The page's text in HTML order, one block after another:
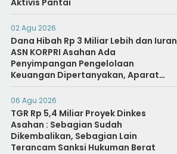
Aktivis Pantai
02 Agu 2026
Dana Hibah Rp 3 Miliar Lebih dan Iuran
ASN KORPRI Asahan Ada
Penyimpangan Pengelolaan
Keuangan Dipertanyakan, Aparat
Diminta Segera Usut
06 Agu 2026
TGR Rp 5,4 Miliar Proyek Dinkes
Asahan : Sebagian Sudah
Dikembalikan, Sebagian Lain
Terancam Sanksi Hukuman Berat